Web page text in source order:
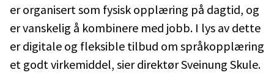
er organisert som fysisk opplæring på dagtid, og
er vanskelig å kombinere med jobb. I lys av dette
er digitale og fleksible tilbud om språkopplæring
et godt virkemiddel, sier direktør Sveinung Skule.